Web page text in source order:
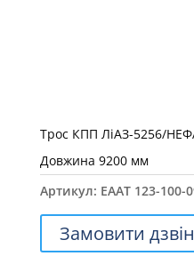
Трос КПП ЛіАЗ-5256/
Довжина 9200 мм
Артикул: ЕААТ 123-100-
Замовити